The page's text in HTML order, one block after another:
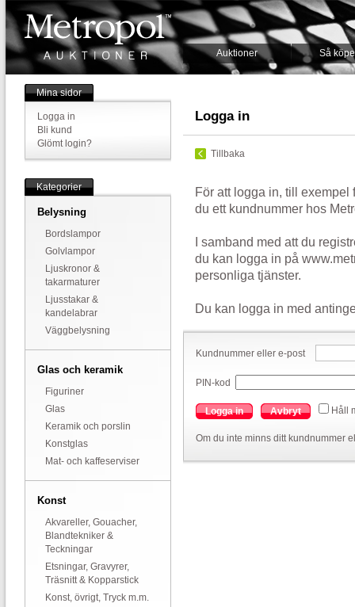
Auktioner Så
Mina sidor
Logga in
Bli kund
Glömt login?
Kategorier
Belysning
Bordslampor
Golvlampor
Ljuskronor &
takarmaturer
Ljusstakar &
kandelabrar
Väggbelysning
Glas och keramik
Figuriner
Glas
Keramik och porslin
Konstglas
Mat- och kaffeserviser
Konst
Akvareller, Gouacher,
Blandtekniker &
Teckningar
Etsningar, Gravyrer,
Träsnitt & Kopparstick
Konst, övrigt, Tryck m.m.
Logga in
Tillbaka
För att logga in, till exempel
du ett kundnummer hos
I samband med att du
du kan logga in på
personliga tjänster.
Du kan logga in med
Kundnummer eller e-post
PIN-kod
Logga in Avbryt Håll
Om du inte minns ditt kundnummer